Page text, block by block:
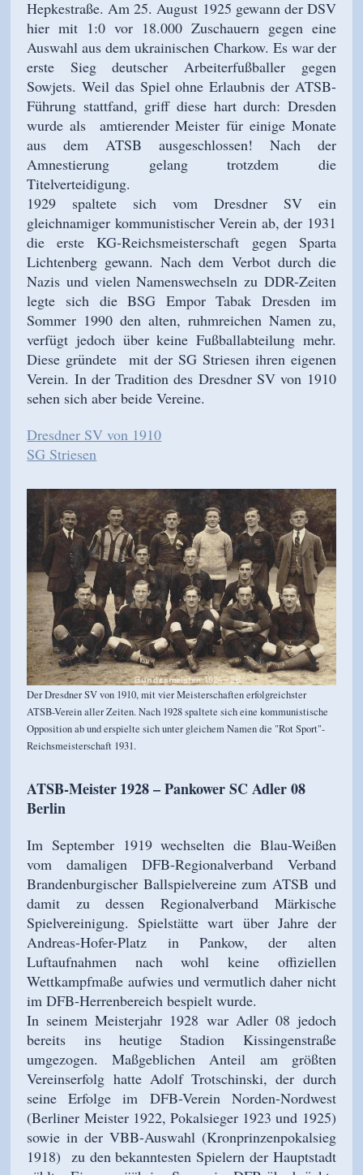
Hepkestraße. Am 25. August 1925 gewann der DSV
hier mit 1:0 vor 18.000 Zuschauern gegen eine
Auswahl aus dem ukrainischen Charkow. Es war der
erste Sieg deutscher Arbeiterfußballer gegen
Sowjets. Weil das Spiel ohne Erlaubnis der ATSB-
Führung stattfand, griff diese hart durch: Dresden
wurde als amtierender Meister für einige Monate
aus dem ATSB ausgeschlossen! Nach der
Amnestierung gelang trotzdem die
Titelverteidigung.
1929 spaltete sich vom Dresdner SV ein
gleichnamiger kommunistischer Verein ab, der 1931
die erste KG-Reichsmeisterschaft gegen Sparta
Lichtenberg gewann. Nach dem Verbot durch die
Nazis und vielen Namenswechseln zu DDR-Zeiten
legte sich die BSG Empor Tabak Dresden im
Sommer 1990 den alten, ruhmreichen Namen zu,
verfügt jedoch über keine Fußballabteilung mehr.
Diese gründete mit der SG Striesen ihren eigenen
Verein. In der Tradition des Dresdner SV von 1910
sehen sich aber beide Vereine.
Dresdner SV von 1910
SG Striesen
Der Dresdner SV von 1910, mit vier Meisterschaften erfolgreichster
ATSB-Verein aller Zeiten. Nach 1928 spaltete sich eine kommunistische
Opposition ab und erspielte sich unter gleichem Namen die "Rot Sport"-
Reichsmeisterschaft 1931.
ATSB-Meister1928 – Pankower SC Adler 08
Berlin
Im September 1919 wechselten die Blau-Weißen
vom damaligen DFB-Regionalverband Verband
Brandenburgischer Ballspielvereine zum ATSB und
damit zu dessen Regionalverband Märkische
Spielvereinigung. Spielstätte wart über Jahre der
Andreas-Hofer-Platz in Pankow, der alten
Luftaufnahmen nach wohl keine offiziellen
Wettkampfmaße aufwies und vermutlich daher nicht
im DFB-Herrenbereich bespielt wurde.
In seinem Meisterjahr 1928 war Adler 08 jedoch
bereits ins heutige Stadion Kissingenstraße
umgezogen. Maßgeblichen Anteil am größten
Vereinserfolg hatte Adolf Trotschinski, der durch
seine Erfolge im DFB-Verein Norden-Nordwest
(Berliner Meister 1922, Pokalsieger 1923 und 1925)
sowie in der VBB-Auswahl (Kronprinzenpokalsieg
1918) zu den bekanntesten Spielern der Hauptstadt